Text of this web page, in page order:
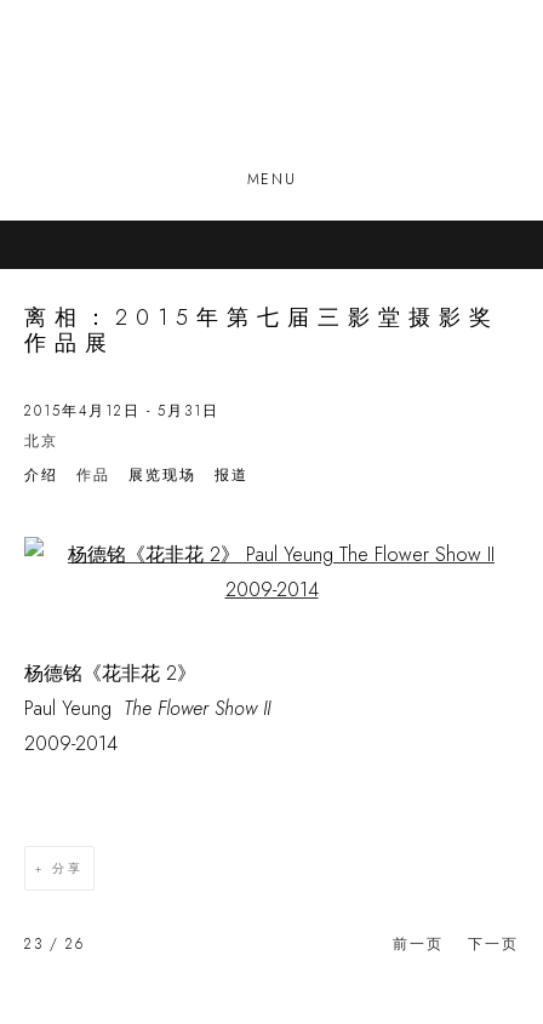
MENU
离相：2015年第七届三影堂摄影奖
作品展
2015年4月12日 - 5月31日
北京
介绍
作品 展览现场 报道
Open a larger version of the following image in a popup:
杨德铭《花非花 2》
Paul Yeung The Flower Show II
2009-2014
分享
前一页 下一页
23 / 26